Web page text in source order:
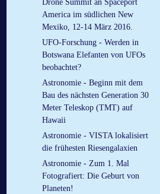
Drone Summit an Spaceport
America im südlichen New
Mexiko, 12-14 März 2016.
UFO-Forschung - Werden in
Botswana Elefanten von UFOs
beobachtet?
Astronomie - Beginn mit dem
Bau des nächsten Generation 30
Meter Teleskop (TMT) auf
Hawaii
Astronomie - VISTA lokalisiert
die frühesten Riesengalaxien
Astronomie - Zum 1. Mal
Fotografiert: Die Geburt von
Planeten!